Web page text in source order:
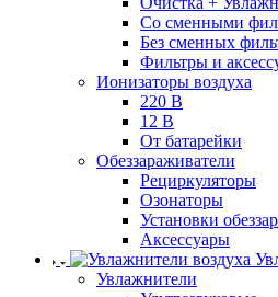
Cо сменными
Без сменных
Фильтры и
Ионизаторы воздуха
220 В
12 В
От батарейки
Обеззараживатели
Рециркуляторы
Озонаторы
Установки
Аксессуары
Увлажнители